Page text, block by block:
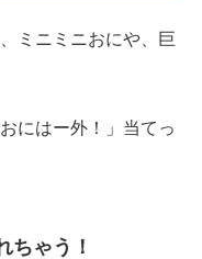
ミニミニおにや、巨
にはー外！」当てっ
ちゃう！